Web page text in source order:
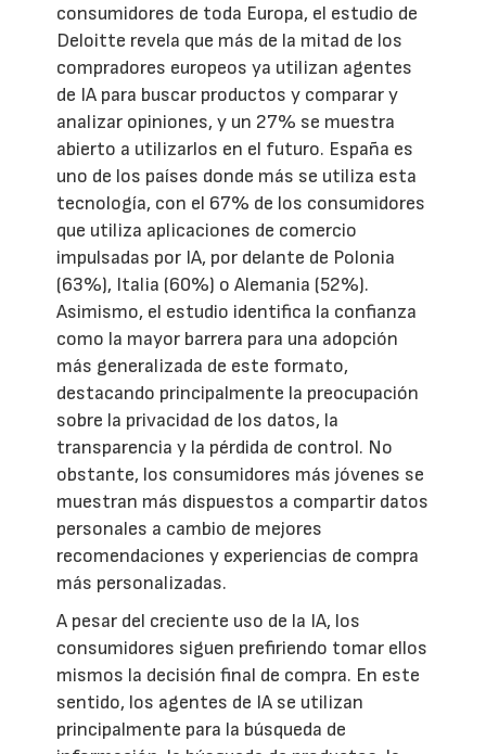
consumidores de toda Europa, el estudio de
Deloitte revela que más de la mitad de los
compradores europeos ya utilizan agentes
de IA para buscar productos y comparar y
analizar opiniones, y un 27% se muestra
abierto a utilizarlos en el futuro. España es
uno de los países donde más se utiliza esta
tecnología, con el 67% de los consumidores
que utiliza aplicaciones de comercio
impulsadas por IA, por delante de Polonia
(63%), Italia (60%) o Alemania (52%).
Asimismo, el estudio identifica la confianza
como la mayor barrera para una adopción
más generalizada de este formato,
destacando principalmente la preocupación
sobre la privacidad de los datos, la
transparencia y la pérdida de control. No
obstante, los consumidores más jóvenes se
muestran más dispuestos a compartir datos
personales a cambio de mejores
recomendaciones y experiencias de compra
más personalizadas.
A pesar del creciente uso de la IA, los
consumidores siguen prefiriendo tomar ellos
mismos la decisión final de compra. En este
sentido, los agentes de IA se utilizan
principalmente para la búsqueda de